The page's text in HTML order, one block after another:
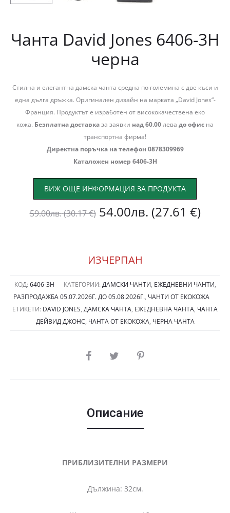
Чанта David Jones 6406-3Н
черна
Стилна и елегантна дамска чанта средна по големина с две къси и
една дълга дръжка. Оригинален дизайн на марката „David Jones“-
Франция. Продуктът е изработен от висококачествена еко
кожа. Безплатна доставказа заявки над 60.00лева до офис на
транспортна фирма!
Директна поръчка на телефон 0878309969
Каталожен номер 6406-3Н
ВИЖ ОЩЕ ИНФОРМАЦИЯ ЗА ПРОДУКТА
59.00лв.(30.17 €) Original
was:
59.00лв.
(30.17
54.00лв. (27.61 €)
ИЗЧЕРПАН
КОД: 6406-3Н КАТЕГОРИИ: ДАМСКИ ЧАНТИ, ЕЖЕДНЕВНИ ЧАНТИ,
РАЗПРОДАЖБА 05.07.2026Г. ДО 05.08.2026Г., ЧАНТИ ОТ ЕКОКОЖА
ЕТИКЕТИ: DAVID JONES, ДАМСКА ЧАНТА, ЕЖЕДНЕВНА ЧАНТА, ЧАНТА
ДЕЙВИД ДЖОНС, ЧАНТА ОТ ЕКОКОЖА, ЧЕРНА ЧАНТА
SHARE
Описание
ПРИБЛИЗИТЕЛНИ РАЗМЕРИ
Дължина: 32см.